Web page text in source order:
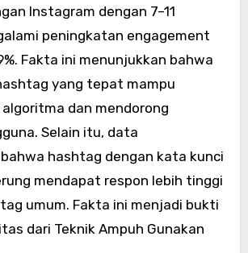
Instagram dengan 7–11
peningkatan engagement
Fakta ini menunjukkan bahwa
yang tepat mampu
dan mendorong
Selain itu, data
hashtag dengan kata kunci
mendapat respon lebih tinggi
umum. Fakta ini menjadi bukti
dari Teknik Ampuh Gunakan